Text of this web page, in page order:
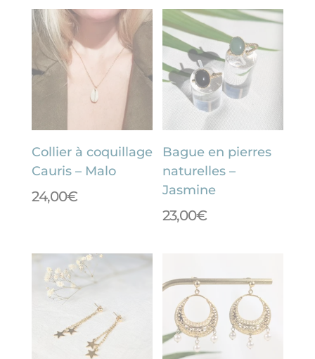
Collier à coquillage
Cauris – Malo
24,00€
Bague en pierres
naturelles –
Jasmine
23,00€